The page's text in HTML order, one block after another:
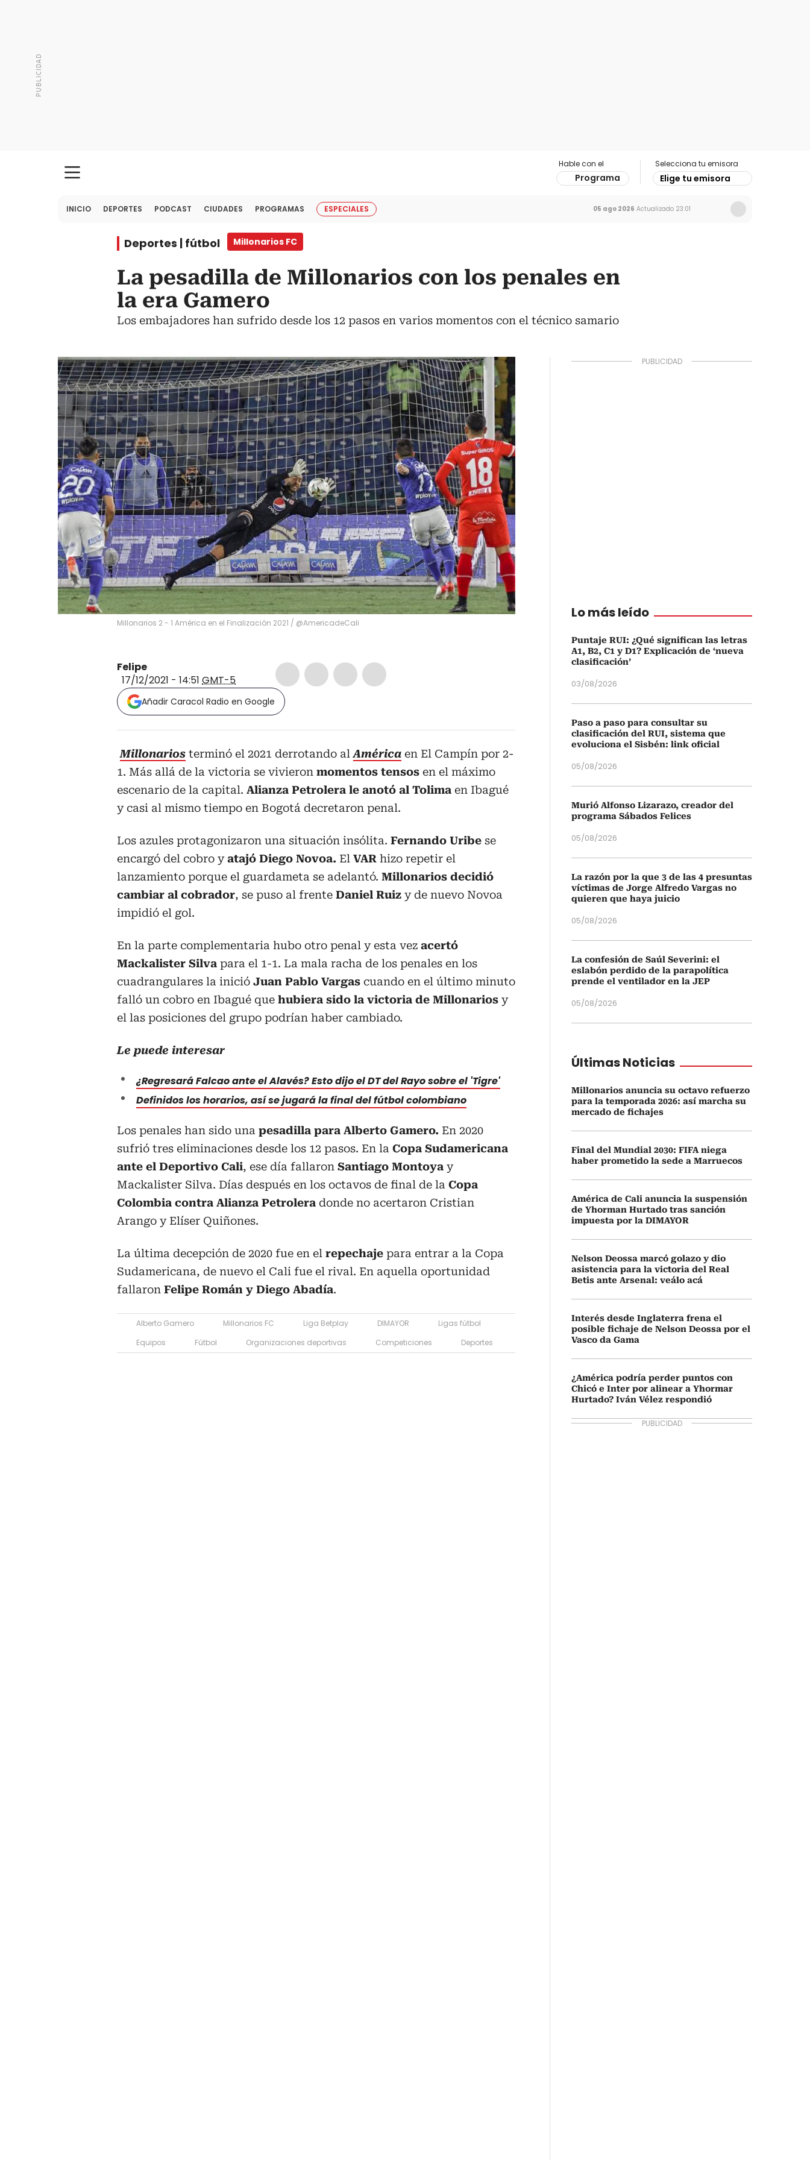
Hable con el
Programa
Selecciona tu emisora
Elige tu emisora
INICIO DEPORTES PODCAST CIUDADES PROGRAMAS ESPECIALES 05 ago 2026 Actualizado 23:01
Deportes | fútbol Millonarios FC
La pesadilla de Millonarios con los penales en
la era Gamero
Los embajadores han sufrido desde los 12 pasos en varios momentos con el técnico samario
Millonarios 2 - 1 América en el Finalización 2021 / @AmericadeCali
Felipe
17/12/2021 - 14:51 GMT-5
Añadir Caracol Radio en Google
Millonarios terminó el 2021 derrotando alAmérica en El Campín por 2-
1. Más allá de la victoria se vivieron momentos tensos en el máximo
escenario de la capital. Alianza Petrolera le anotó al Tolima en Ibagué
y casi al mismo tiempo en Bogotá decretaron penal.
Los azules protagonizaron una situación insólita. Fernando Uribe se
encargó del cobro yatajó Diego Novoa. El VAR hizo repetir el
lanzamiento porque el guardameta se adelantó. Millonarios decidió
cambiar al cobrador, se puso al frente Daniel Ruiz y de nuevo Novoa
impidió el gol.
En la parte complementaria hubo otro penal y esta vez acertó
Mackalister Silva para el 1-1. La mala racha de los penales en los
cuadrangulares la inició Juan Pablo Vargas cuando en el último minuto
falló un cobro en Ibagué que hubiera sido la victoria de Millonarios y
el las posiciones del grupo podrían haber cambiado.
Le puede interesar
¿Regresará Falcao ante el Alavés? Esto dijo el DT del Rayo sobre el 'Tigre'
Definidos los horarios, así se jugará la final del fútbol colombiano
Los penales han sido una pesadilla para Alberto Gamero. En 2020
sufrió tres eliminaciones desde los 12 pasos. En la Copa Sudamericana
ante el Deportivo Cali, ese día fallaron Santiago Montoya y
Mackalister Silva. Días después en los octavos de final de la Copa
Colombia contra Alianza Petrolera donde no acertaron Cristian
Arango y Elíser Quiñones.
La última decepción de 2020 fue en el repechaje para entrar a la Copa
Sudamericana, de nuevo el Cali fue el rival. En aquella oportunidad
fallaron Felipe Román y Diego Abadía.
Alberto Gamero Millonarios FC Liga Betplay DIMAYOR
Ligas fútbol
Equipos
Fútbol Organizaciones deportivas Competiciones Deportes
Lo más leído
Puntaje RUI: ¿Qué significan las letras
A1, B2, C1 y D1? Explicación de ‘nueva
clasificación’
03/08/2026
Paso a paso para consultar su
clasificación del RUI, sistema que
evoluciona el Sisbén: link oficial
05/08/2026
Murió Alfonso Lizarazo, creador del
programa Sábados Felices
05/08/2026
La razón por la que 3 de las 4 presuntas
víctimas de Jorge Alfredo Vargas no
quieren que haya juicio
05/08/2026
La confesión de Saúl Severini: el
eslabón perdido de la parapolítica
prende el ventilador en la JEP
05/08/2026
Últimas Noticias
Millonarios anuncia su octavo refuerzo
para la temporada 2026: así marcha su
mercado de fichajes
Final del Mundial 2030: FIFA niega
haber prometido la sede a Marruecos
América de Cali anuncia la suspensión
de Yhorman Hurtado tras sanción
impuesta por la DIMAYOR
Nelson Deossa marcó golazo y dio
asistencia para la victoria del Real
Betis ante Arsenal: veálo acá
Interés desde Inglaterra frena el
posible fichaje de Nelson Deossa por el
Vasco da Gama
¿América podría perder puntos con
Chicó e Inter por alinear a Yhormar
Hurtado? Iván Vélez respondió